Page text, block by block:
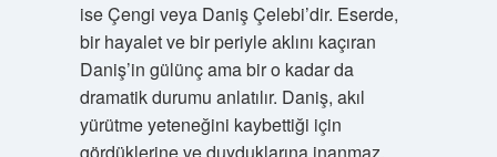
ise Çengi veya Daniş Çelebi’dir. Eserde,
bir hayalet ve bir periyle aklını kaçıran
Daniş’in gülünç ama bir o kadar da
dramatik durumu anlatılır. Daniş, akıl
yürütme yeteneğini kaybettiği için